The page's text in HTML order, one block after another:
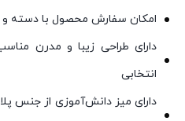
امکان سفارش محصول با دسته
دارای طراحی زیبا و مدرن
انتخابی
دارای میز دانش‌آموزی از جنس